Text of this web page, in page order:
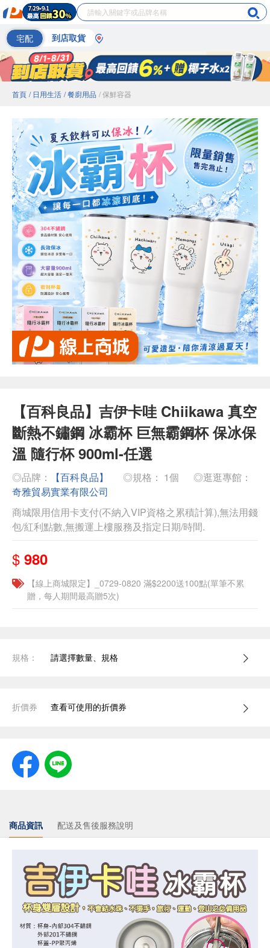
宅配 到店取貨
首頁 / 日用生活 / 餐廚用品 / 保鮮容器
【百科良品】吉伊卡哇 Chiikawa 真空
斷熱不鏽鋼 冰霸杯 巨無霸鋼杯 保冰保
溫 隨行杯 900ml-任選
◎品牌： 【百科良品】 ◎規格： 1個
◎逛逛專館：
奇雅貿易實業有限公司
商城限用信用卡支付(不納入VIP資格之累積計算),無法用錢
包/紅利點數,無搬運上樓服務及指定日期/時間.
$ 980
【線上商城限定】_0729-0820 滿$2200送100點(單筆不累
贈，每人期間最高贈5次)
規格： 請選擇數量、規格
折價券 查看可使用的折價券
商品資訊 配送及售後服務說明